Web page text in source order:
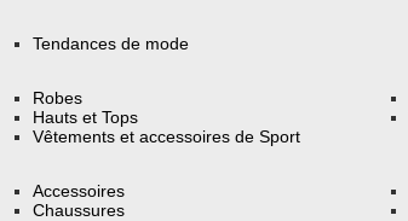
Tendances de mode
Robes
Hauts et Tops
Vêtements et accessoires de Sport
Accessoires
Chaussures